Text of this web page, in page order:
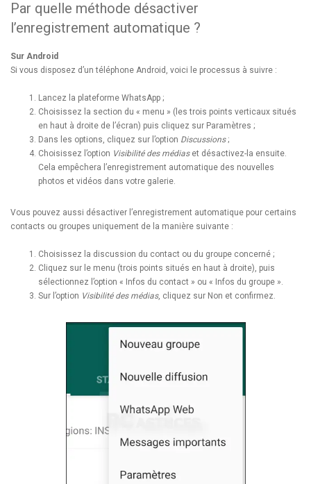
Par quelle méthode désactiver
l’enregistrement automatique ?
Sur Android
Si vous disposez d’un téléphone Android, voici le processus à suivre :
Lancez la plateforme WhatsApp ;
Choisissez la section du « menu » (les trois points verticaux situés
en haut à droite de l’écran) puis cliquez sur Paramètres ;
Dans les options, cliquez sur l’option Discussions;
Choisissez l’option Visibilité des médiaset désactivez-la ensuite.
Cela empêchera l’enregistrement automatique des nouvelles
photos et vidéos dans votre galerie.
Vous pouvez aussi désactiver l’enregistrement automatique pour certains
contacts ou groupes uniquement de la manière suivante :
Choisissez la discussion du contact ou du groupe concerné ;
Cliquez sur le menu (trois points situés en haut à droite), puis
sélectionnez l’option « Infos du contact » ou « Infos du groupe ».
Sur l’option Visibilité des médias, cliquez sur Non et confirmez.